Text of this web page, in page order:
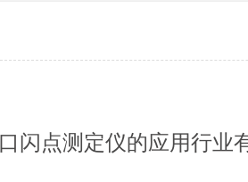
闪点测定仪的应用行业